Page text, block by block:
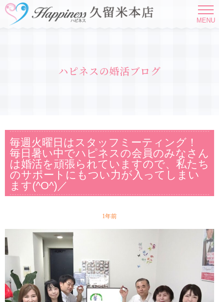
MENU
ハピネスの婚活ブログ
毎週火曜日はスタッフミーティング！
毎日暑い中でハピネスの会員のみなさん
は婚活を頑張られていますので、私たち
のサポートにもつい力が入ってしまい
ます(^O^)／
1年前